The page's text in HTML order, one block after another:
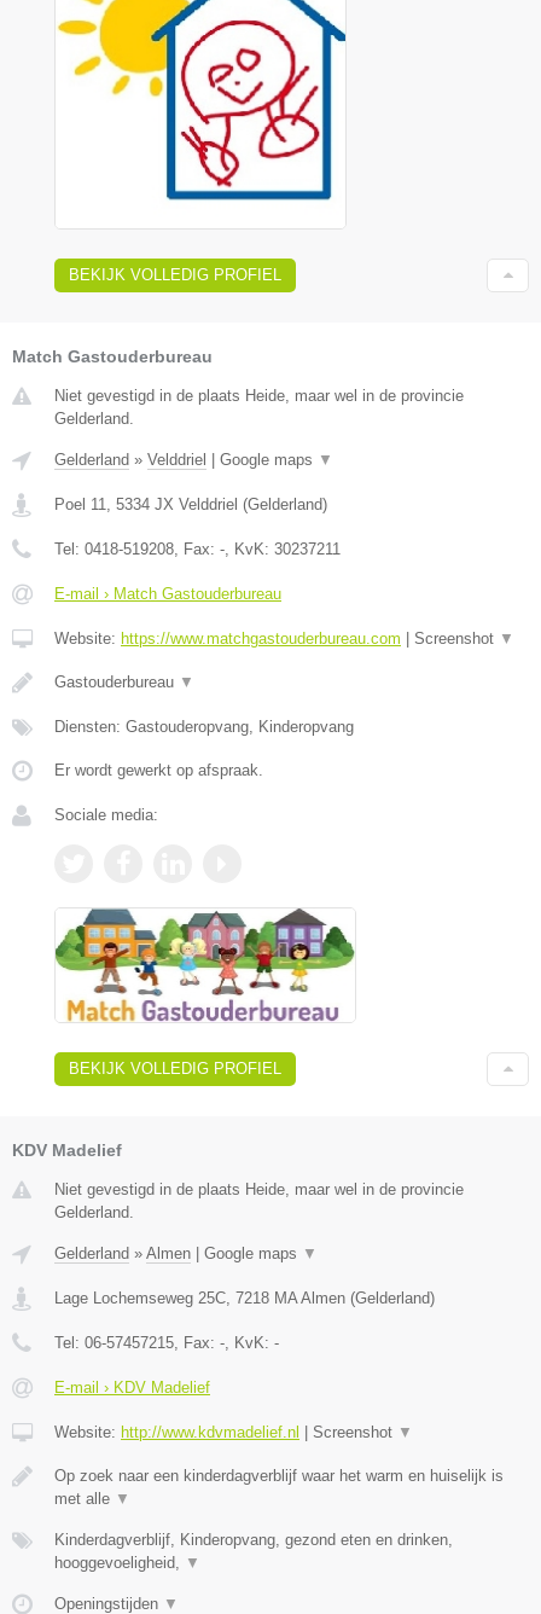
BEKIJK VOLLEDIG PROFIEL
Match Gastouderbureau
Niet gevestigd in de plaats Heide, maar wel in de provincie
Gelderland.
Gelderland » Velddriel Google maps ▼
Poel 11, 5334 JX Velddriel (Gelderland)
Tel: 0418-519208, Fax: -, KvK: 30237211
E-mail › Match Gastouderbureau
Website: https://www.matchgastouderbureau.com Screenshot ▼
Gastouderbureau ▼
Diensten: Gastouderopvang, Kinderopvang
Er wordt gewerkt op afspraak.
Sociale media:
BEKIJK VOLLEDIG PROFIEL
KDV Madelief
Niet gevestigd in de plaats Heide, maar wel in de provincie
Gelderland.
Gelderland » Almen | Google maps ▼
Lage Lochemseweg 25C 7218 MA Almen (Gelderland)
Tel: 06-57457215 , Fax: - , KvK: -
E-mail › KDV Madelief
Website: http://www.kdvmadelief.nl | Screenshot ▼
Op zoek naar een kinderdagverblijf waar het warm en huiselijk is
met alle ▼
Kinderdagverblijf, Kinderopvang, gezond eten en drinken,
hooggevoeligheid,
▼
Openingstijden ▼